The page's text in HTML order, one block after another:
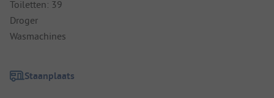
Toiletten: 39
Droger
Wasmachines
Staanplaats